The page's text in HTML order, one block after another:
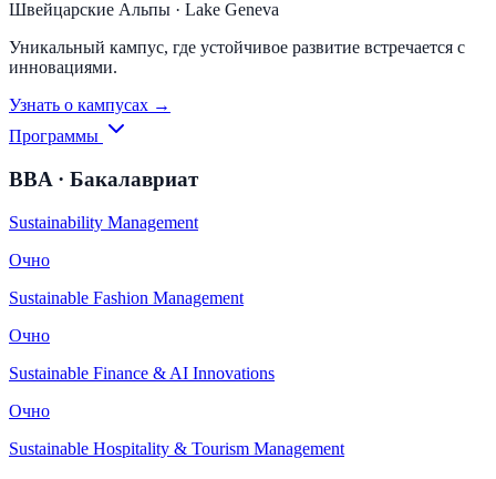
Швейцарские Альпы · Lake Geneva
Уникальный кампус, где устойчивое развитие встречается с
инновациями.
Узнать о кампусах →
Программы
BBA · Бакалавриат
Sustainability Management
Очно
Sustainable Fashion Management
Очно
Sustainable Finance & AI Innovations
Очно
Sustainable Hospitality & Tourism Management